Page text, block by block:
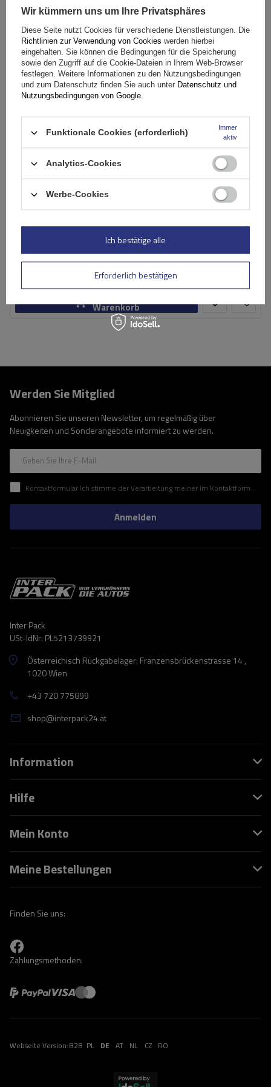
Peruzzo Firenze 2 E-Bike – Heckklappen-Fahrradträger
Maximales Fahrradgewicht:
22,5 kg
Nutzlast der Haltebügel:
45 kg
kompatibel mit Elektrofahrrädern
Aluminiumkonstruktion
179,99 €inkl. MwSt
Große Menge verfügbar Wir versenden schon am
Warenkorb
Werden Sie Mitglied
Abonnieren Sie unseren Newsletter, um regelmäßig über
Neuigkeiten und Sonderangebote informiert zu werden.
Geben Sie Ihre E-Mail
Kontaktformular Ich stimme der Verarbeitung meiner im Kontaktformular enthaltenen personenbezogenen Daten gemäß der Verordnung (EU) des Europäischen Parlaments und des Rates zu.
Anmelden
Inter Pack
USt-IdNr: PL5213739921
Österreichisch Rückgabelager: Franzensbrückenstrasse 14 ,
1020 Wien
+43 720 775899
shop@interpack24.at
Information
Hilfe
Mein Konto
Meine Bestellungen
Finden Sie uns:
Zahlungsmethoden:
Webseite Version:B2B PL DE AT NL CZ RO
Wir kümmern uns um Ihre Privatsphäres
Diese Seite nutzt Cookies für verschiedene Dienstleistungen. Die
Richtlinien zur Verwendung von Cookies werden hierbei
eingehalten. Sie können die Bedingungen für die Speicherung
sowie den Zugriff auf die Cookie-Dateien in Ihrem Web-Browser
festlegen. Weitere Informationen zu den Nutzungsbedingungen
und zum Datenschutz finden Sie auch unter Datenschutz und
Nutzungsbedingungen von Google.
Funktionale Cookies (erforderlich)
Immer
aktiv
Analytics-Cookies
Werbe-Cookies
Erforderlich bestätigen
Ich bestätige alle